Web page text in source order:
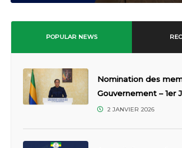
POPULAR NEWS
Nomination des
Gouvernement – 1er
2 JANVIER 2026